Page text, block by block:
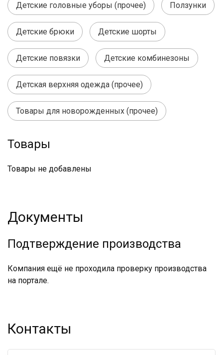
Детские головные уборы (прочее) Ползунки
Детские брюки Детские шорты
Детские повязки Детские комбинезоны
Детская верхняя одежда (прочее)
Товары для новорожденных (прочее)
Товары
Товары не добавлены
Документы
Подтверждение производства
Компания ещё не проходила проверку производства
на портале.
Контакты